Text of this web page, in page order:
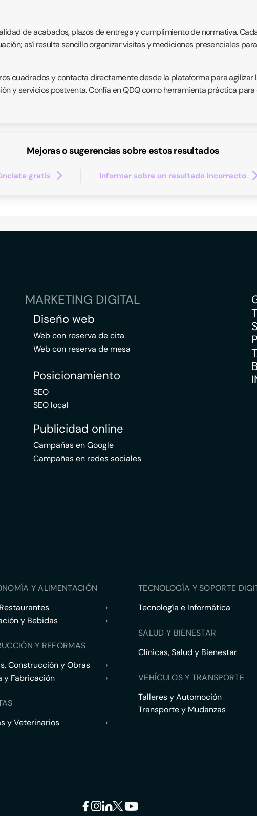
de acabados, plazos de entrega y cumplimiento de normativa.
así resulta sencillo organizar visitas y mediciones presenciales
cuadrados y contacta directamente desde la plataforma para agilizar
y servicios postventa. Confía en QDQ como herramienta práctica
Mejoras o sugerencias sobre estos resultados
gratis Informar sobre un resultado incorrecto
MARKETING DIGITAL
Diseño web
Web con reserva de cita
Web con reserva de mesa
Posicionamiento
SEO
SEO local
Publicidad online
Campañas en Google
Campañas en redes sociales
Y ALIMENTACIÓN
›
y Bebidas
›
Y REFORMAS
Construcción y Obras
›
y Fabricación
›
y Veterinarios
›
TECNOLOGÍA Y SOPORTE
Tecnología e Informática
SALUD Y BIENESTAR
Clínicas, Salud y Bienestar
VEHÍCULOS Y TRANSPORTE
Talleres y Automoción
Transporte y Mudanzas